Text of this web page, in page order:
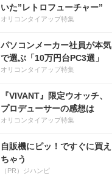
いた”レトロフューチャー”
オリコンタイアップ特集
パソコンメーカー社員が本気
で選ぶ「10万円台PC3選」
オリコンタイアップ特集
『VIVANT』限定ウオッチ、
プロデューサーの感想は
オリコンタイアップ特集
自販機にピッ！ですぐに買え
ちゃう
（PR）ジハンピ